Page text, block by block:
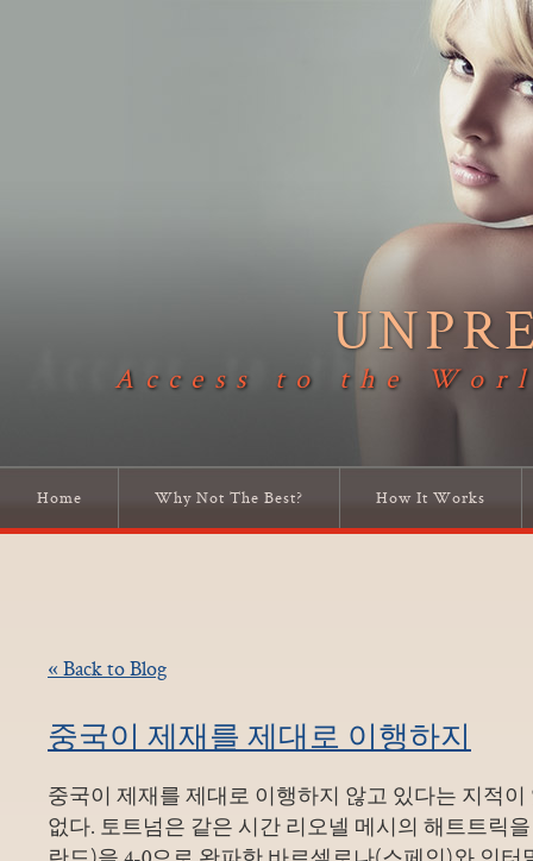
Access to the
Home Why Not The Best? How It Works
« Back to Blog
중국이 제재를 제대로 이행하지
중국이 제재를 제대로 이행하지 않고 있다는 지적
없다. 토트넘은 같은 시간 리오넬 메시의 해트트릭